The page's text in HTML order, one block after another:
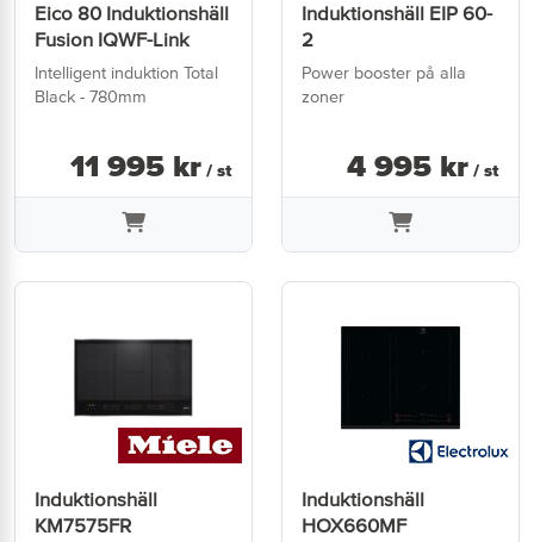
Eico 80 Induktionshäll
Fusion IQWF-Link
Intelligent induktion Total
Black - 780mm
11 995 kr / st
Induktionshäll EIP 60-
2
Power booster på alla
zoner
4 995 kr / st
Induktionshäll
KM7575FR
Induktionshäll
HOX660MF